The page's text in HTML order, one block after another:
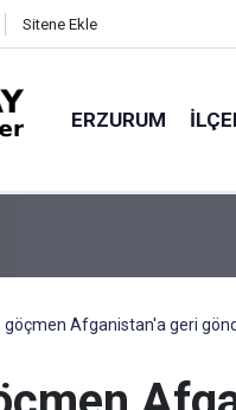
Sitene Ekle
ERZURUM
göçmen Afganistan'a geri